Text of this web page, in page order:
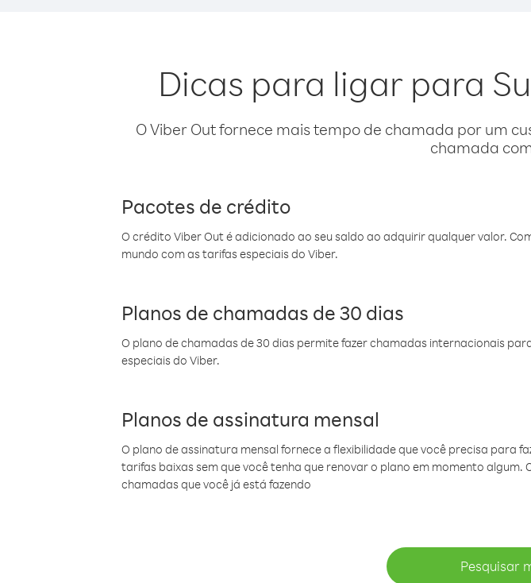
Dicas para ligar para
O Viber Out fornece mais tempo de chamada por um
chamada
Pacotes de crédito
O crédito Viber Out é adicionado ao seu saldo ao adquirir qualquer valor.
mundo com as tarifas especiais do Viber.
Planos de chamadas de 30 dias
O plano de chamadas de 30 dias permite fazer chamadas internacionais
especiais do Viber.
Planos de assinatura mensal
O plano de assinatura mensal fornece a flexibilidade que você precisa para
tarifas baixas sem que você tenha que renovar o plano em momento
chamadas que você já está fazendo
Pesquisar